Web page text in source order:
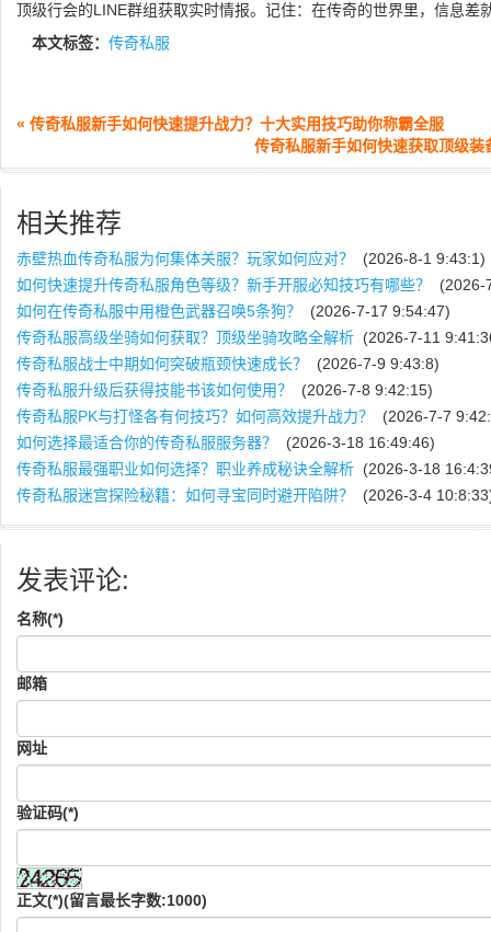
顶级行会的LINE群组获取实时情报。记住：在传奇的世界里，信息差
本文标签： 传奇私服
« 传奇私服新手如何快速提升战力？十大实用技巧助你称霸全服
传奇私服新手如何快速获取顶级
相关推荐
赤壁热血传奇私服为何集体关服？玩家如何应对？
(2026-8-1 9:43:1)
如何快速提升传奇私服角色等级？新手开服必知技巧有哪些？
(2026-
如何在传奇私服中用橙色武器召唤5条狗？
(2026-7-17 9:54:47)
传奇私服高级坐骑如何获取？顶级坐骑攻略全解析 (2026-7-11
传奇私服战士中期如何突破瓶颈快速成长？
(2026-7-9 9:43:8)
传奇私服升级后获得技能书该如何使用？
(2026-7-8 9:42:15)
传奇私服PK与打怪各有何技巧？如何高效提升战力？
(2026-7-7
如何选择最适合你的传奇私服服务器？
(2026-3-18 16:49:46)
传奇私服最强职业如何选择？职业养成秘诀全解析 (2026-3-18
传奇私服迷宫探险秘籍：如何寻宝同时避开陷阱？
(2026-3-4
发表评论:
名称(*)
邮箱
网址
验证码(*)
正文(*)(留言最长字数:1000)